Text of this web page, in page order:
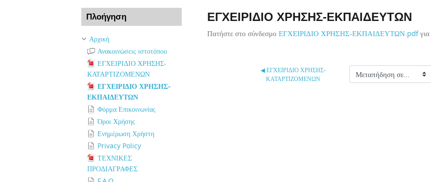
ΕΓΧΕΙΡΙΔΙΟ ΧΡΗΣΗΣ-ΕΚΠΑΙΔΕΥΤΩΝ
Πατήστε στο σύνδεσμοΕΓΧΕΙΡΙΔΙΟ ΧΡΗΣΗΣ-ΕΚΠΑΙΔΕΥΤΩΝ.pdfγια
◀︎ ΕΓΧΕΙΡΙΔΙΟ ΧΡΗΣΗΣ-
ΚΑΤΑΡΤΙΖΟΜΕΝΩΝ Μεταπήδηση σε...
Πλοήγηση
Αρχική
Ανακοινώσεις ιστοτόπου
ΕΓΧΕΙΡΙΔΙΟ ΧΡΗΣΗΣ-
ΚΑΤΑΡΤΙΖΟΜΕΝΩΝ
ΕΓΧΕΙΡΙΔΙΟ ΧΡΗΣΗΣ-
ΕΚΠΑΙΔΕΥΤΩΝ
Φόρμα Επικοινωνίας
Όροι Χρήσης
Ενημέρωση Χρήστη
Privacy Policy
ΤΕΧΝΙΚΕΣ
ΠΡΟΔΙΑΓΡΑΦΕΣ